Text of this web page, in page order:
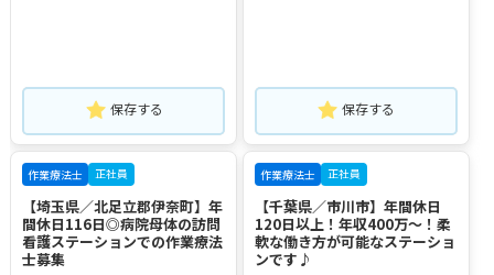
保存する 保存する
作業療法士 正社員
【埼玉県／北足立郡伊奈町】年
間休日116日◎病院母体の訪問
看護ステーションでの作業療法
士募集
作業療法士 正社員
【千葉県／市川市】年間休日
120日以上！年収400万～！柔
軟な働き方が可能なステーショ
ンです♪